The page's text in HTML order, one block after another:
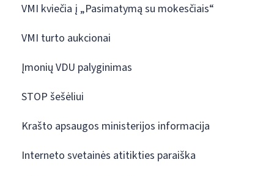
VMI kviečia į „Pasimatymą su mokesčiais“
VMI turto aukcionai
Įmonių VDU palyginimas
STOP šešėliui
Krašto apsaugos ministerijos informacija
Interneto svetainės atitikties paraiška